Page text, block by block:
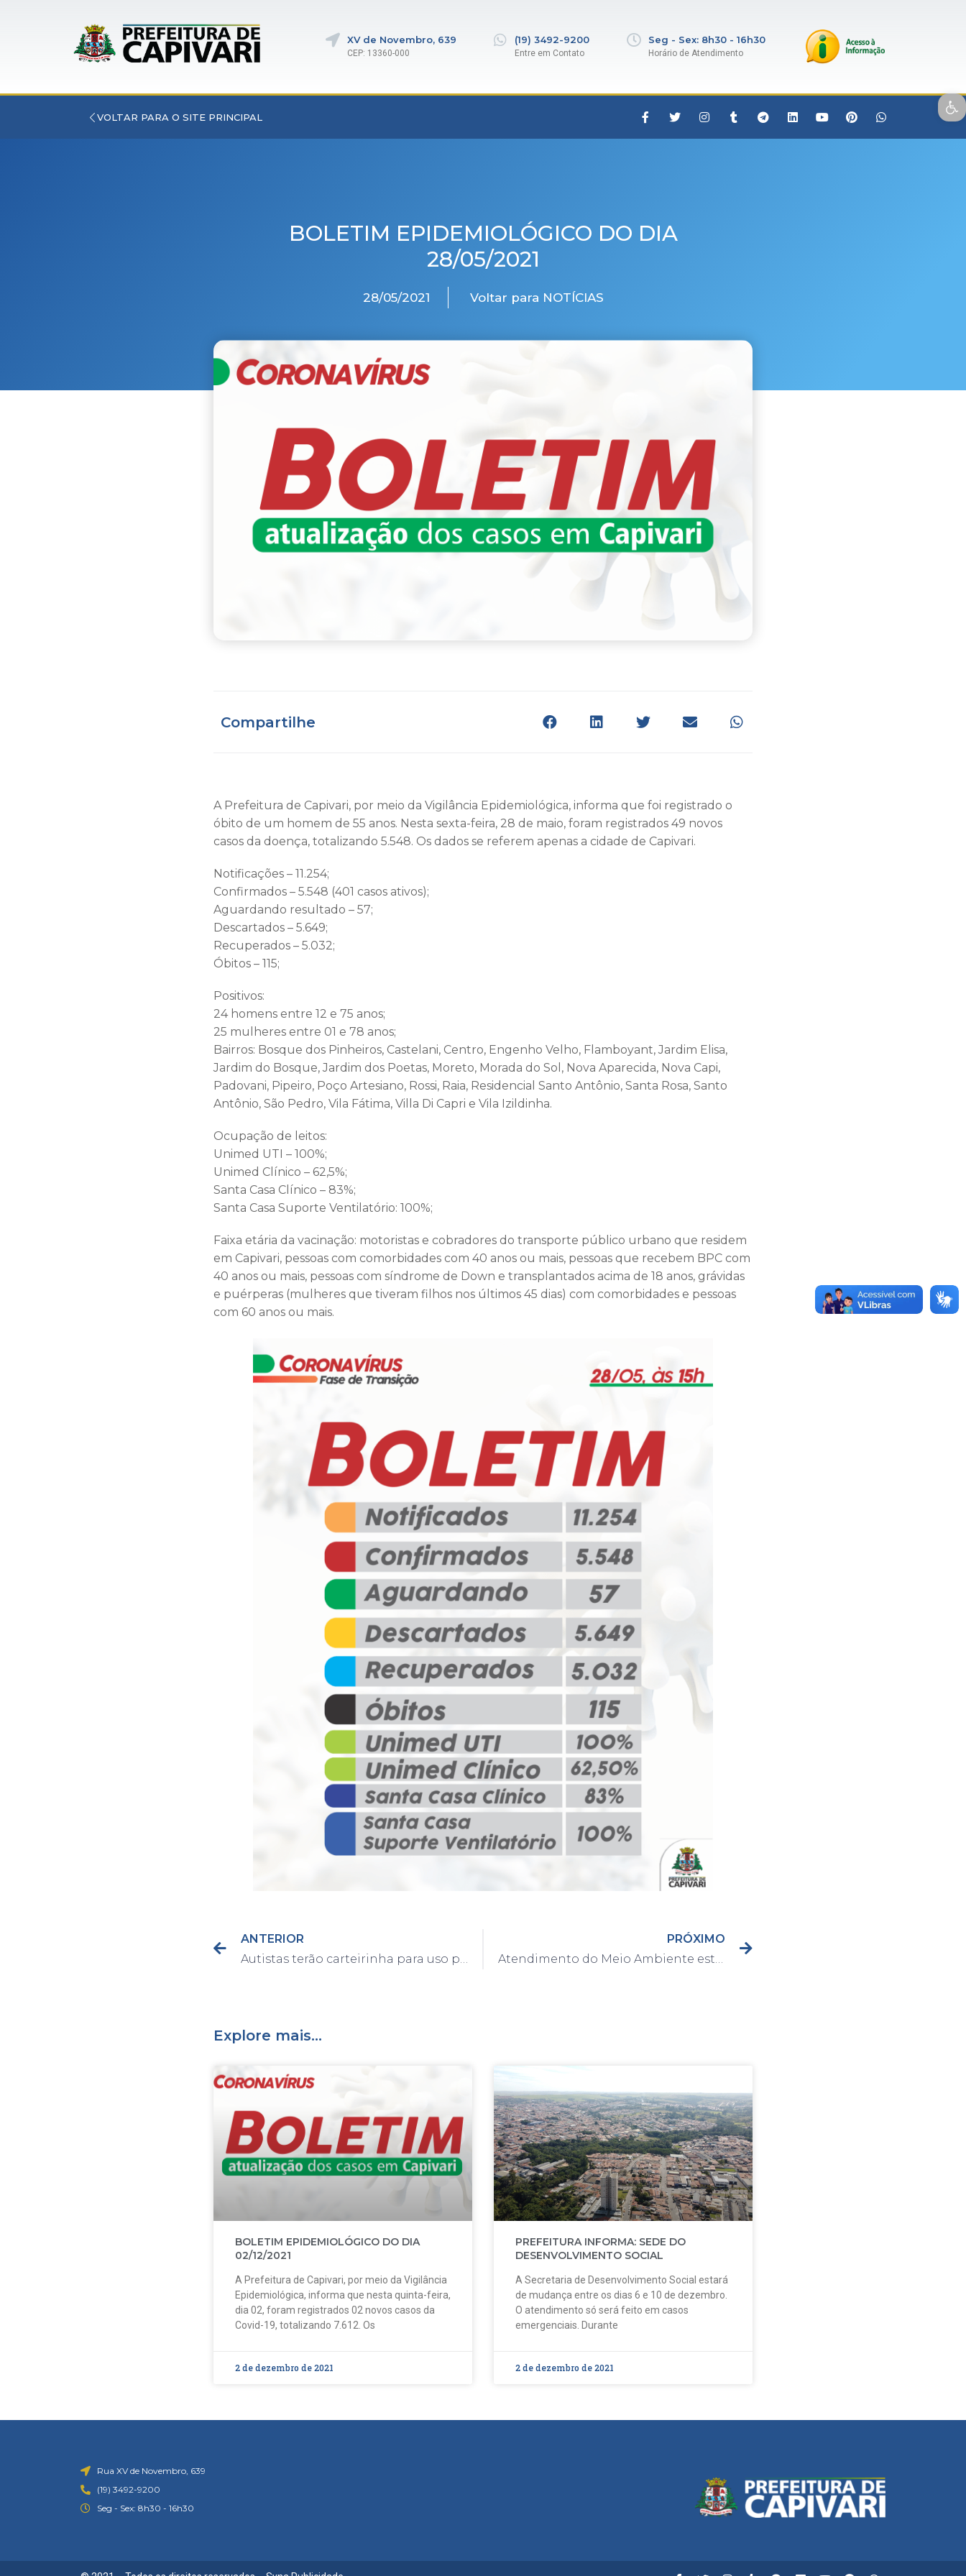
Open toolbar
XV de Novembro, 639
CEP: 13360-000
(19) 3492-9200
Entre em Contato
Seg - Sex: 8h30 - 16h30
Horário de Atendimento
VOLTAR PARA O SITE PRINCIPAL
BOLETIM EPIDEMIOLÓGICO DO DIA
28/05/2021
28/05/2021 Voltar para NOTÍCIAS
Compartilhe
A Prefeitura de Capivari, por meio da Vigilância Epidemiológica, informa que foi registrado o
óbito de um homem de 55 anos. Nesta sexta-feira, 28 de maio, foram registrados 49 novos
casos da doença, totalizando 5.548. Os dados se referem apenas a cidade de Capivari.
Notificações – 11.254;
Confirmados – 5.548 (401 casos ativos);
Aguardando resultado – 57;
Descartados – 5.649;
Recuperados – 5.032;
Óbitos – 115;
Positivos:
24 homens entre 12 e 75 anos;
25 mulheres entre 01 e 78 anos;
Bairros: Bosque dos Pinheiros, Castelani, Centro, Engenho Velho, Flamboyant, Jardim Elisa,
Jardim do Bosque, Jardim dos Poetas, Moreto, Morada do Sol, Nova Aparecida, Nova Capi,
Padovani, Pipeiro, Poço Artesiano, Rossi, Raia, Residencial Santo Antônio, Santa Rosa, Santo
Antônio, São Pedro, Vila Fátima, Villa Di Capri e Vila Izildinha.
Ocupação de leitos:
Unimed UTI – 100%;
Unimed Clínico – 62,5%;
Santa Casa Clínico – 83%;
Santa Casa Suporte Ventilatório: 100%;
Faixa etária da vacinação: motoristas e cobradores do transporte público urbano que residem
em Capivari, pessoas com comorbidades com 40 anos ou mais, pessoas que recebem BPC com
40 anos ou mais, pessoas com síndrome de Down e transplantados acima de 18 anos, grávidas
e puérperas (mulheres que tiveram filhos nos últimos 45 dias) com comorbidades e pessoas
com 60 anos ou mais.
ANTERIOR
Autistas terão carteirinha para uso prioritário de serviços públicos e privados
PRÓXIMO
Atendimento do Meio Ambiente estará suspenso na próxima semana
Explore mais...
BOLETIM EPIDEMIOLÓGICO DO DIA
02/12/2021
A Prefeitura de Capivari, por meio da Vigilância
Epidemiológica, informa que nesta quinta-feira,
dia 02, foram registrados 02 novos casos da
Covid-19, totalizando 7.612. Os
2 de dezembro de 2021
PREFEITURA INFORMA: SEDE DO
DESENVOLVIMENTO SOCIAL
A Secretaria de Desenvolvimento Social estará
de mudança entre os dias 6 e 10 de dezembro.
O atendimento só será feito em casos
emergenciais. Durante
2 de dezembro de 2021
Rua XV de Novembro, 639
(19) 3492-9200
Seg - Sex: 8h30 - 16h30